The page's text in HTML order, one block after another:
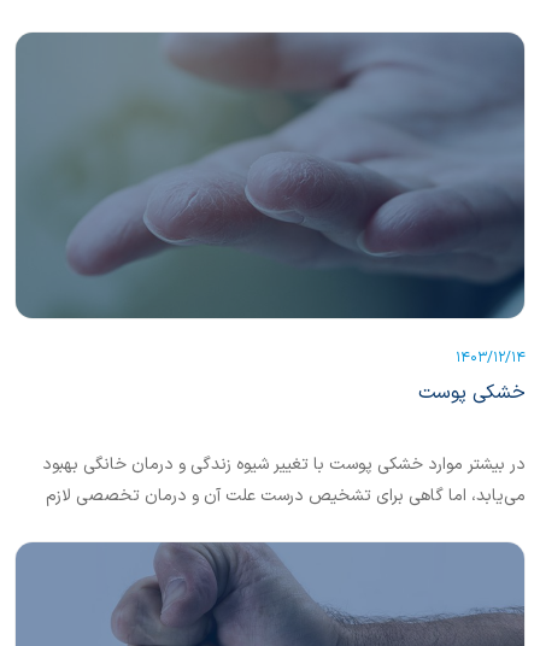
1403/12/14
خشکی پوست
در بیشتر موارد خشکی پوست با تغییر شیوه زندگی و درمان خانگی بهبود
می‌یابد، اما گاهی برای تشخیص درست علت آن و درمان تخصصی لازم